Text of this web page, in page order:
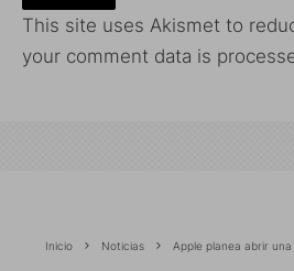
This site uses Akismet to
your comment data is
Inicio Noticias Apple planea abrir